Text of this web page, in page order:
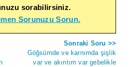
sorabilirsiniz.
Sorunuzu Sorun.
Sonraki Soru >>
Göğsümde ve karnımda şişlik
var ve akıntım var gebelikle